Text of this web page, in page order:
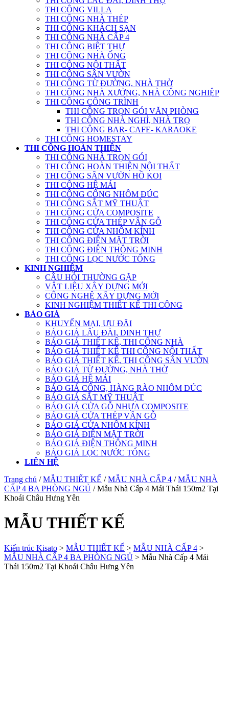
THI CÔNG VILLA
THI CÔNG NHÀ THÉP
THI CÔNG KHÁCH SẠN
THI CÔNG NHÀ CẤP 4
THI CÔNG BIỆT THỰ
THI CÔNG NHÀ ỐNG
THI CÔNG NỘI THẤT
THI CÔNG SÂN VƯỜN
THI CÔNG TỪ ĐƯỜNG, NHÀ THỜ
THI CÔNG NHÀ XƯỞNG, NHÀ CÔNG NGHIỆP
THI CÔNG CÔNG TRÌNH
THI CÔNG TRỌN GÓI VĂN PHÒNG
THI CÔNG NHÀ NGHỈ, NHÀ TRỌ
THI CÔNG BAR- CAFE- KARAOKE
THI CÔNG HOMESTAY
THI CÔNG HOÀN THIỆN
THI CÔNG NHÀ TRỌN GÓI
THI CÔNG HOÀN THIỆN NỘI THẤT
THI CÔNG SÂN VƯỜN HỒ KOI
THI CÔNG HỆ MÁI
THI CÔNG CỔNG NHÔM ĐÚC
THI CÔNG SẮT MỸ THUẬT
THI CÔNG CỬA COMPOSITE
THI CÔNG CỬA THÉP VÂN GỖ
THI CÔNG CỬA NHÔM KÍNH
THI CÔNG ĐIỆN MẶT TRỜI
THI CÔNG ĐIỆN THÔNG MINH
THI CÔNG LỌC NƯỚC TỔNG
KINH NGHIỆM
CÂU HỎI THƯỜNG GẶP
VẬT LIỆU XÂY DỰNG MỚI
CÔNG NGHỆ XÂY DỰNG MỚI
KINH NGHIỆM THIẾT KẾ THI CÔNG
BÁO GIÁ
KHUYẾN MẠI, ƯU ĐÃI
BÁO GIÁ LÂU ĐÀI, DINH THỰ
BÁO GIÁ THIẾT KẾ, THI CÔNG NHÀ
BÁO GIÁ THIẾT KẾ THI CÔNG NỘI THẤT
BÁO GIÁ THIẾT KẾ, THI CÔNG SÂN VƯỜN
BÁO GIÁ TỪ ĐƯỜNG, NHÀ THỜ
BÁO GIÁ HỆ MÁI
BÁO GIÁ CỔNG, HÀNG RÀO NHÔM ĐÚC
BÁO GIÁ SẮT MỸ THUẬT
BÁO GIÁ CỬA GỖ NHỰA COMPOSITE
BÁO GIÁ CỬA THÉP VÂN GỖ
BÁO GIÁ CỬA NHÔM KÍNH
BÁO GIÁ ĐIỆN MẶT TRỜI
BÁO GIÁ ĐIỆN THÔNG MINH
BÁO GIÁ LỌC NƯỚC TỔNG
LIÊN HỆ
Trang chủ /MẪU THIẾT KẾ /MẪU NHÀ CẤP 4 /MẪU NHÀ
CẤP 4 BA PHÒNG NGỦ / Mẫu Nhà Cấp 4 Mái Thái 150m2 Tại
Khoái Châu Hưng Yên
MẪU THIẾT KẾ
Kiến trúc Kisato > MẪU THIẾT KẾ > MẪU NHÀ CẤP 4 >
MẪU NHÀ CẤP 4 BA PHÒNG NGỦ > Mẫu Nhà Cấp 4 Mái
Thái 150m2 Tại Khoái Châu Hưng Yên